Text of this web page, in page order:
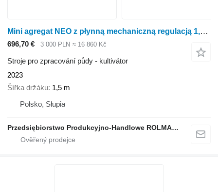
Mini agregat NEO z płynną mechaniczną regulacją 1,5m
696,70 € 3 000 PLN ≈ 16 860 Kč
Stroje pro zpracování půdy - kultivátor
2023
Šířka držáku 1,5 m
Polsko, Słupia
Przedsiębiorstwo Produkcyjno-Handlowe ROLMAPOL Marcin Dziekan